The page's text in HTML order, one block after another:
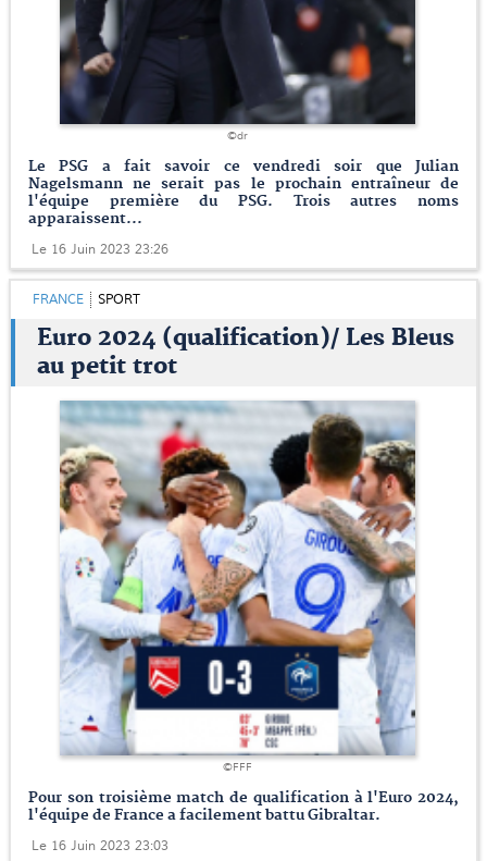
©dr
Le PSG a fait savoir ce vendredi soir que Julian
Nagelsmann ne serait pas le prochain entraîneur de
l'équipe première du PSG. Trois autres noms
apparaissent...
Le 16 Juin 2023 23:26
FRANCE SPORT
Euro 2024 (qualification)/ Les Bleus
au petit trot
©FFF
Pour son troisième match de qualification à l'Euro 2024,
l'équipe de France a facilement battu Gibraltar.
Le 16 Juin 2023 23:03